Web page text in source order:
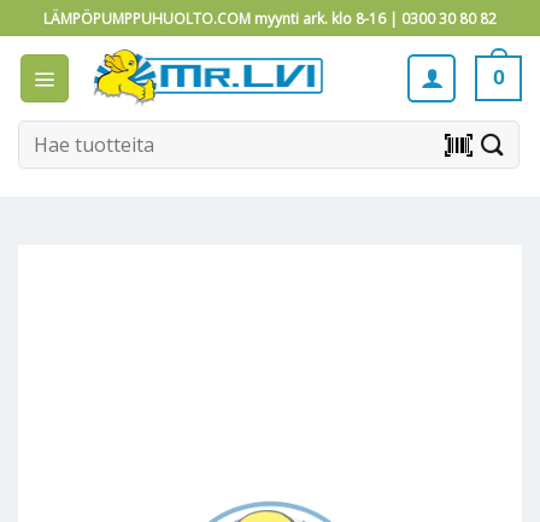
to
content
LÄMPÖPUMPPUHUOLTO.COM myynti ark. klo 8-16 | 0300 30 80 82
0
Etsi: barcode_scanner